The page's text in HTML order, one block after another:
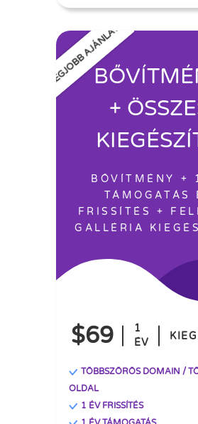
LEGJOBB AJÁNLAT
+
BŐVÍTMÉNY +
TÁMOGATÁS
FRISSÍTÉS +
GALLÉRIA
$69
1
ÉV
TÖBBSZÖRÖS DOMAIN /
OLDAL
1 ÉV FRISSÍTÉS